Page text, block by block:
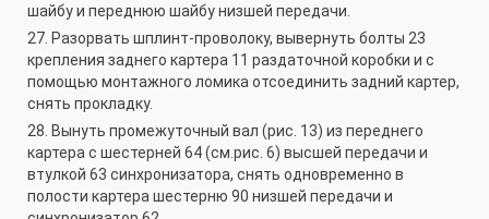
шайбу и переднюю шайбу низшей передачи.
27. Разорвать шплинт-проволоку, вывернуть болты 23
крепления заднего картера 11 раздаточной коробки и с
помощью монтажного ломика отсоединить задний картер,
снять прокладку.
28. Вынуть промежуточный вал (рис. 13) из переднего
картера с шестерней 64 (см.рис. 6) высшей передачи и
втулкой 63 синхронизатора, снять одновременно в
полости картера шестерню 90 низшей передачи и